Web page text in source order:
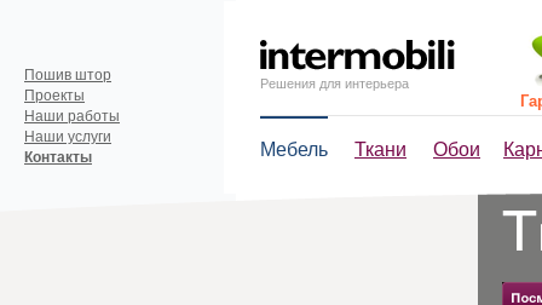
Решения для интерьера
Мебель Ткани Обои
Пошив штор
Проекты
Наши работы
Наши услуги
Контакты